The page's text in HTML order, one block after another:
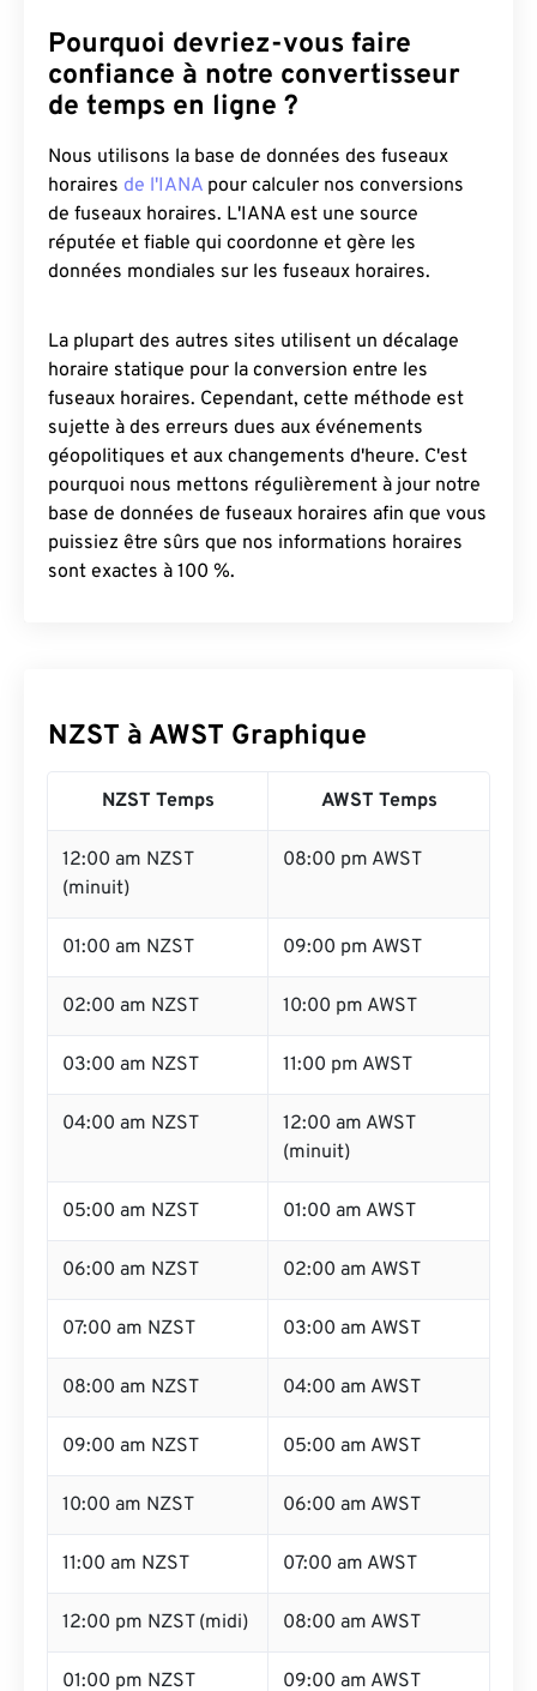
Pourquoi devriez-vous faire
confiance à notre convertisseur
de temps en ligne ?
Nous utilisons la base de données des fuseaux
horaires de l'IANA pour calculer nos conversions
de fuseaux horaires. L'IANA est une source
réputée et fiable qui coordonne et gère les
données mondiales sur les fuseaux horaires.
La plupart des autres sites utilisent un décalage
horaire statique pour la conversion entre les
fuseaux horaires. Cependant, cette méthode est
sujette à des erreurs dues aux événements
géopolitiques et aux changements d'heure. C'est
pourquoi nous mettons régulièrement à jour notre
base de données de fuseaux horaires afin que vous
puissiez être sûrs que nos informations horaires
sont exactes à 100 %.
NZST à AWST Graphique
NZST Temps AWST Temps
12:00 am NZST
(minuit)
08:00 pm AWST
01:00 am NZST 09:00 pm AWST
02:00 am NZST 10:00 pm AWST
03:00 am NZST 11:00 pm AWST
04:00 am NZST
12:00 am AWST
(minuit)
05:00 am NZST 01:00 am AWST
06:00 am NZST 02:00 am AWST
07:00 am NZST 03:00 am AWST
08:00 am NZST 04:00 am AWST
09:00 am NZST 05:00 am AWST
10:00 am NZST 06:00 am AWST
11:00 am NZST 07:00 am AWST
12:00 pm NZST (midi) 08:00 am AWST
01:00 pm NZST 09:00 am AWST